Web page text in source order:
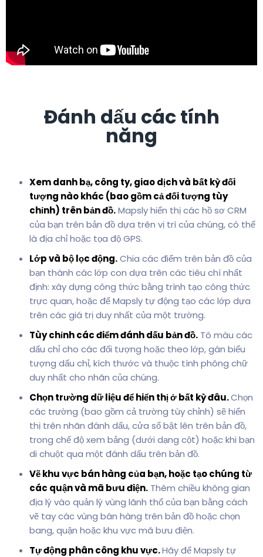
Đánh dấu các tính
năng
Xem danh bạ, công ty, giao dịch và bất kỳ đối
tượng nào khác (bao gồm cả đối tượng tùy
chỉnh) trên bản đồ.Mapsly hiển thị các hồ sơ CRM
của bạn trên bản đồ dựa trên vị trí của chúng, có thể
là địa chỉ hoặc tọa độ GPS.
Lớp và bộ lọc động.Chia các điểm trên bản đồ của
bạn thành các lớp con dựa trên các tiêu chí nhất
định: xây dựng công thức bằng trình tạo công thức
trực quan, hoặc để Mapsly tự động tạo các lớp dựa
trên các giá trị duy nhất của một trường.
Tùy chỉnh các điểm đánh dấu bản đồ. Tô màu các
dấu chỉ cho các đối tượng hoặc theo lớp, gán biểu
tượng dấu chỉ, kích thước và thuộc tính phông chữ
duy nhất cho nhãn của chúng.
Chọn trường dữ liệu để hiển thị ở bất kỳ đâu.Chọn
các trường (bao gồm cả trường tùy chỉnh) sẽ hiển
thị trên nhãn đánh dấu, cửa sổ bật lên trên bản đồ,
trong chế độ xem bảng (dưới dạng cột) hoặc khi bạn
di chuột qua một đánh dấu trên bản đồ.
Vẽ khu vực bán hàng của bạn, hoặc tạo chúng từ
các quận và mã bưu điện. Thêm chiều không gian
địa lý vào quản lý vùng lãnh thổ của bạn bằng cách
vẽ tay các vùng bán hàng trên bản đồ hoặc chọn
bang, quận hoặc khu vực mã bưu điện.
Tự động phân công khu vực.Hãy để Mapsly tự